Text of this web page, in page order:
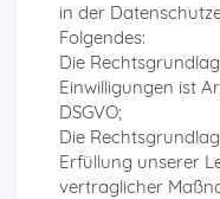
in der
Folgendes:
Die
Einwilligungen ist
DSGVO;
Die
Erfüllung unserer
vertraglicher